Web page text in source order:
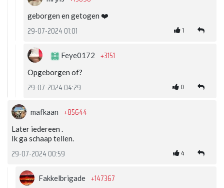
geborgen en getogen ❤️
29-07-2024 01:01 1
Feye0172 +3151
Opgeborgen of?
29-07-2024 04:29 0
mafkaan +85644
Later iedereen .
Ik ga schaap tellen.
29-07-2024 00:59 4
Fakkelbrigade +147367